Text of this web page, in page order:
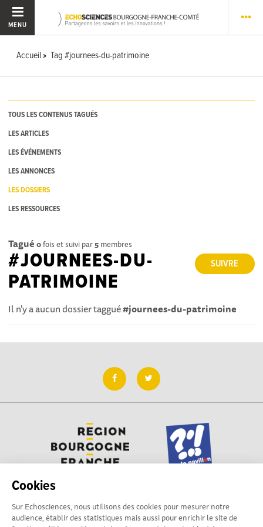
Cookies
Sur Echosciences, nous utilisons des cookies pour mesurer notre
audience, établir des statistiques mais aussi pour enrichir le site de
MENU
Accueil Tag #journees-du-patrimoine
TOUS LES CONTENUS TAGUÉS
LES ARTICLES
LES ÉVÉNEMENTS
LES ANNONCES
LES DOSSIERS
LES RESSOURCES
Tagué 0fois et suivi par 5 membres
SUIVRE
#JOURNEES-DU-
PATRIMOINE
Il n'y a aucun dossier taggué#journees-du-patrimoine
Besoin d'aide pour utiliser Echosciences ? Écrivez vos
questions aux administrateurs de la plateforme